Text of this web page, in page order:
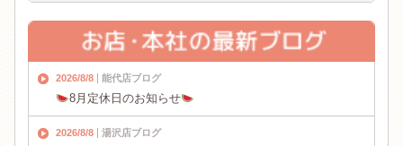
2026/8/8 能代店ブログ
8月定休日のお知らせ
2026/8/8 湯沢店ブログ